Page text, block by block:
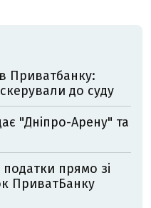
Приватбанку:
до суду
"Дніпро-Арену" та
прямо зі
ПриватБанку